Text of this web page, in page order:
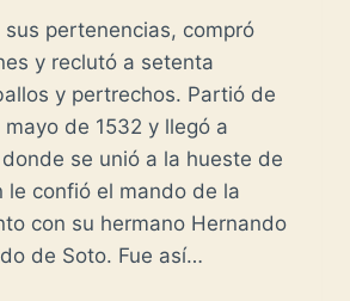
pertenencias, compró
y reclutó a setenta
y pertrechos. Partió de
de 1532 y llegó a
se unió a la hueste de
le confió el mando de la
con su hermano Hernando
de Soto. Fue así…